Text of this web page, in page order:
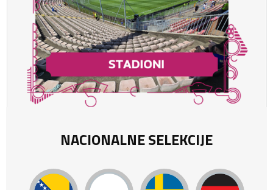
NACIONALNE SELEKCIJE